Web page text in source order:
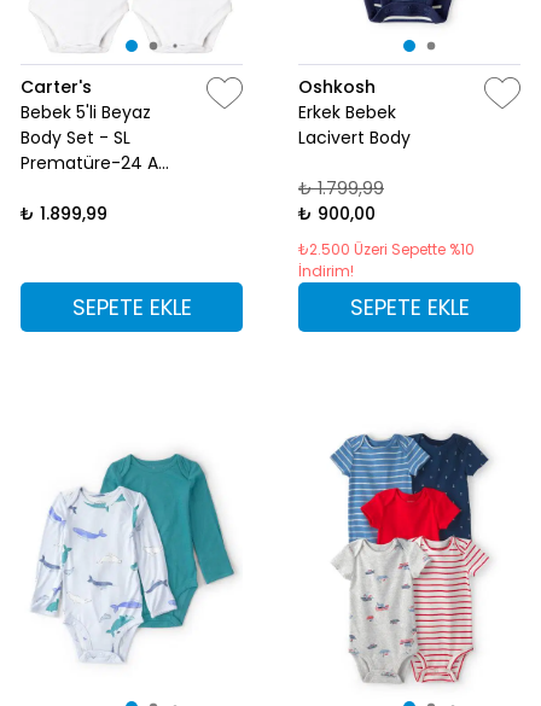
Carter's
Bebek 5'li Beyaz
Body Set - SL
Prematüre-24 Ay
₺ 1.899,99
SEPETE EKLE
Oshkosh
Erkek Bebek
Lacivert Body
₺ 1.799,99
₺ 900,00
₺2.500 Üzeri Sepette %10
İndirim!
SEPETE EKLE